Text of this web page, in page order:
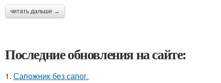
читать дальше →
Последние обновления на сайте:
1. Сапожник без сапог.